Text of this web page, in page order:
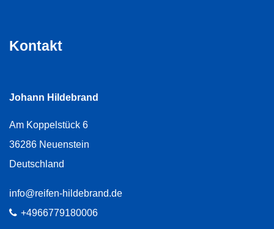
Kontakt
Johann Hildebrand
Am Koppelstück 6
36286 Neuenstein
Deutschland
E-Mail:
info@reifen-hildebrand.de
Telefon:
+4966779180006